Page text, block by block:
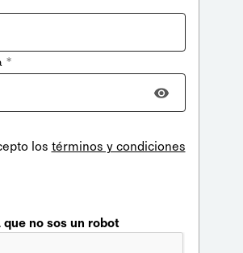
*
los términos y condiciones
que no sos un robot